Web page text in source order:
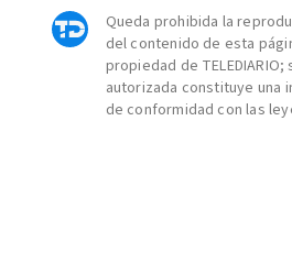
Queda prohibida la
del contenido de esta
propiedad de
autorizada constituye una
de conformidad con las